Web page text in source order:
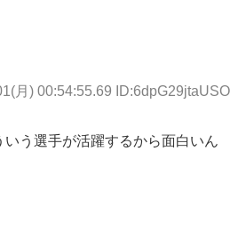
月) 00:54:55.69 ID:6dpG29jtaUSO
う選手が活躍するから面白いん